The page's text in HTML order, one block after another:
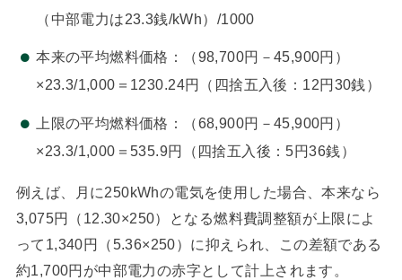
（中部電力は23.3銭/kWh）/1000
本来の平均燃料価格：（98,700円－45,900円）
×23.3/1,000＝1230.24円（四捨五入後：12円30銭）
上限の平均燃料価格：（68,900円－45,900円）
×23.3/1,000＝535.9円（四捨五入後：5円36銭）
例えば、月に250kWhの電気を使用した場合、本来なら
3,075円（12.30×250）となる燃料費調整額が上限によ
って1,340円（5.36×250）に抑えられ、この差額である
約1,700円が中部電力の赤字として計上されます。